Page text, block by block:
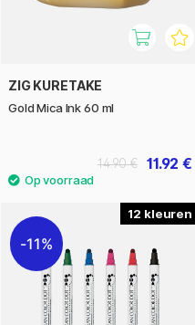
ZIG KURETAKE
Gold Mica Ink 60 ml
11.92 €
14.90 €
12
11%